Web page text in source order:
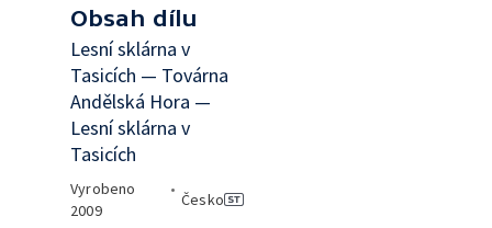
Obsah dílu
Lesní sklárna v
Tasicích — Továrna
Andělská Hora —
Lesní sklárna v
Tasicích
Vyrobeno
2009
•
Česko